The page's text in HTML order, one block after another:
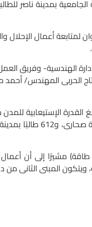
بمدينة ناصر
أعمال الإحلال
الهندسية- وفريق
الحربى المهندس/
يبلغ عددها 5 مدن، منها 3 للبنات و2 للطلاب البنين، كما تبلغ القدرة
من ثلاثة آلاف طالب وطالبة من طلاب الجامعة موزعين بواقع 194 طالبة بمدينة الطالبات بمنطقة
التربية، هندسة طاقة) مشيرًا إلى أن
التشطيب والتجهيزات النهائية، كما يتكون المبنى من دور أرضى وعدد 6 طوابق علوية،